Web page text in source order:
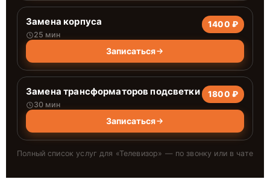
Замена корпуса
25 мин
1400 ₽
Записаться
Замена трансформаторов подсветки
30 мин
1800 ₽
Записаться
Полный список услуг для «Телевизор» — по звонку или в чате